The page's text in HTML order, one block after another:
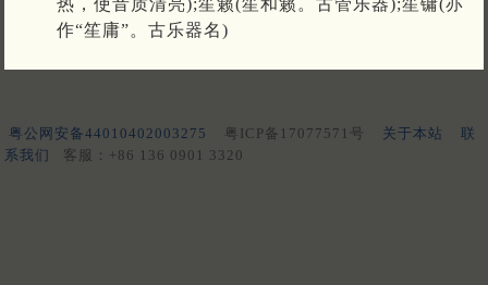
热，使音质清亮);笙籁(笙和籁。古管乐器);笙镛(亦
作“笙庸”。古乐器名)
粤公网安备44010402003275 粤ICP备17077571号 关于本站
联
系我们
客服：+86 136 0901 3320